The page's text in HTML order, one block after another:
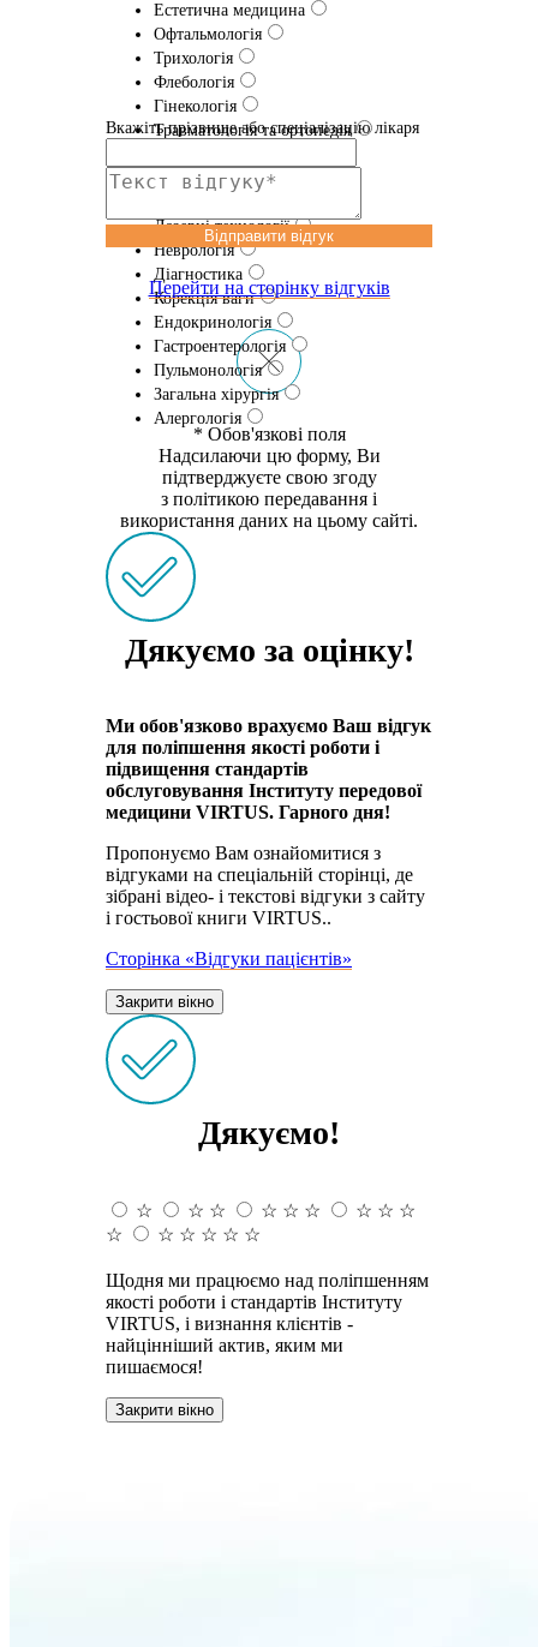
Естетична медицина
Офтальмологія
Трихологія
Флебологія
Гінекологія
Травматологія та ортопедія
Урологія
Лазернi технологіï
Неврологія
Діагностика
Корекція ваги
Ендокринологія
Гастроентерологія
Пульмонологія
Загальна хірургія
Алергологія
Вкажіть прізвище або спеціалізацію лікаря
Відправити відгук
Перейти на сторінку відгуків
* Обов'язкові поля
Надсилаючи цю форму, Ви
підтверджуєте свою згоду
з політикою передавання і
використання даних на цьому сайті.
Дякуємо за оцінку!
Ми обов'язково врахуємо Ваш відгук
для поліпшення якості роботи і
підвищення стандартів
обслуговування Інституту передової
медицини VIRTUS. Гарного дня!
Пропонуємо Вам ознайомитися з
відгуками на спеціальній сторінці, де
зібрані відео- і текстові відгуки з сайту
і гостьової книги VIRTUS..
Сторінка «Відгуки пацієнтів»
Закрити вікно
Дякуємо!
☆ ☆ ☆ ☆ ☆ ☆ ☆ ☆ ☆
☆
☆ ☆ ☆ ☆ ☆
Щодня ми працюємо над поліпшенням
якості роботи і стандартів Інституту
VIRTUS, і визнання клієнтів -
найцінніший актив, яким ми
пишаємося!
Закрити вікно